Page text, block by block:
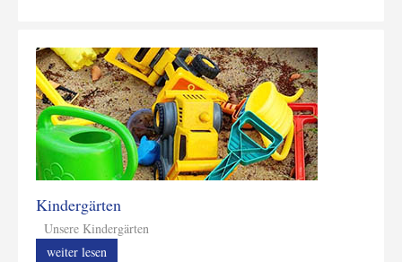
Kindergärten
Unsere Kindergärten
weiter lesen